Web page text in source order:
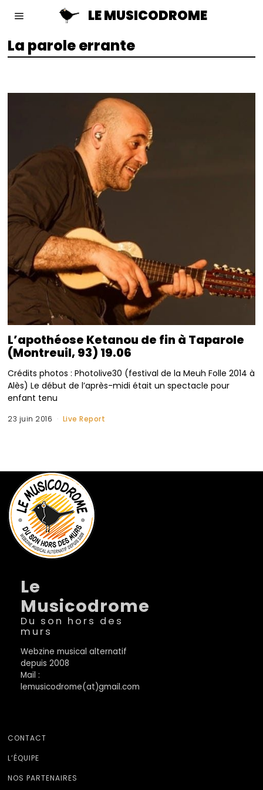
LE MUSICODROME
La parole errante
L’apothéose Ketanou de fin à Taparole
(Montreuil, 93) 19.06
Crédits photos : Photolive30 (festival de la Meuh Folle 2014 à
Alès) Le début de l’après-midi était un spectacle pour
enfant tenu
23 juin 2016 Live Report
Le
Musicodrome
Du son hors des
murs
Webzine musical alternatif
depuis 2008
Mail :
lemusicodrome(at)gmail.com
CONTACT
L’ÉQUIPE
NOS PARTENAIRES